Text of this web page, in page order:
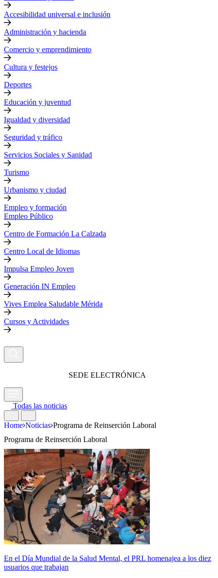
Accesibilidad universal e inclusión
Administración y hacienda
Comercio y emprendimiento
Cultura y festejos
Deportes
Educación y juventud
Igualdad y diversidad
Seguridad y tráfico
Servicios Sociales y Sanidad
Turismo
Urbanismo y ciudad
Empleo y formación
Empleo Público
Centro de Formación La Calzada
Centro Local de Idiomas
Impulsa Empleo Joven
Generación IN Empleo
Vives Emplea Saludable Mérida
Cursos y Actividades
SEDE ELECTRÓNICA
Todas las noticias
Home Noticias Programa de Reinserción Laboral
Programa de Reinserción Laboral
En el Día Mundial de la Salud Mental, el PRL homenajea a los diez
usuarios que trabajan